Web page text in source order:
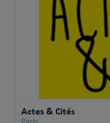
Actes & Cités